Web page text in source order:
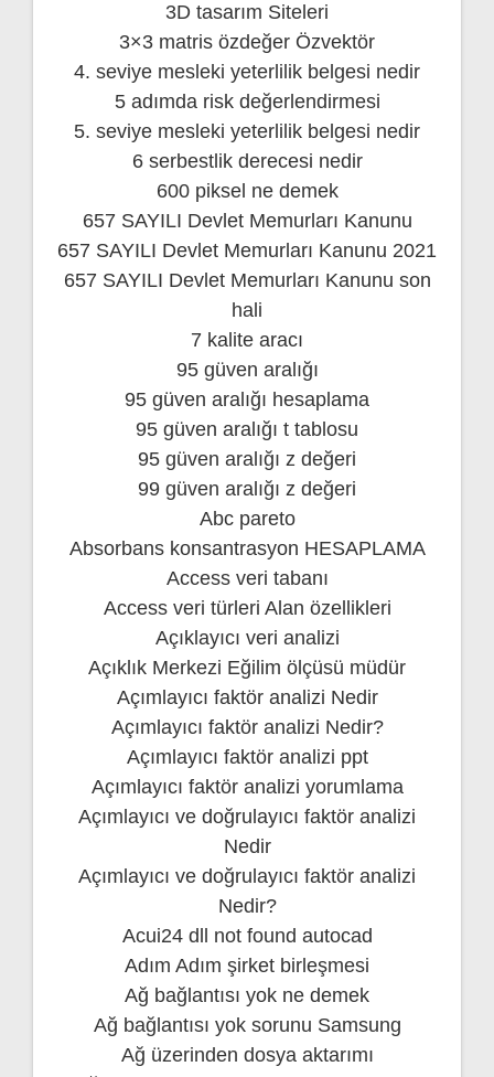
3D tasarım Siteleri
3×3 matris özdeğer Özvektör
4. seviye mesleki yeterlilik belgesi nedir
5 adımda risk değerlendirmesi
5. seviye mesleki yeterlilik belgesi nedir
6 serbestlik derecesi nedir
600 piksel ne demek
657 SAYILI Devlet Memurları Kanunu
657 SAYILI Devlet Memurları Kanunu 2021
657 SAYILI Devlet Memurları Kanunu son
hali
7 kalite aracı
95 güven aralığı
95 güven aralığı hesaplama
95 güven aralığı t tablosu
95 güven aralığı z değeri
99 güven aralığı z değeri
Abc pareto
Absorbans konsantrasyon HESAPLAMA
Access veri tabanı
Access veri türleri Alan özellikleri
Açıklayıcı veri analizi
Açıklık Merkezi Eğilim ölçüsü müdür
Açımlayıcı faktör analizi Nedir
Açımlayıcı faktör analizi Nedir?
Açımlayıcı faktör analizi ppt
Açımlayıcı faktör analizi yorumlama
Açımlayıcı ve doğrulayıcı faktör analizi
Nedir
Açımlayıcı ve doğrulayıcı faktör analizi
Nedir?
Acui24 dll not found autocad
Adım Adım şirket birleşmesi
Ağ bağlantısı yok ne demek
Ağ bağlantısı yok sorunu Samsung
Ağ üzerinden dosya aktarımı